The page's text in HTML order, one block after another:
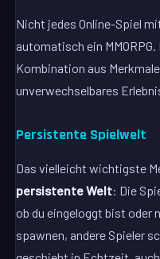
Nicht jedes Online-Spiel
automatisch ein
Kombination aus
unverwechselbares
Persistente Spielwelt
Das vielleicht wichtigste
persistente Welt: Die
ob du eingeloggt bist oder
spawnen, andere Spieler